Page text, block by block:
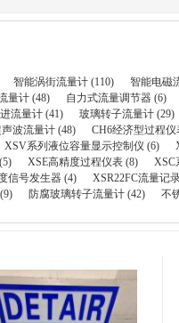
智能涡街流量计 (110) 智能电磁
量计 (48) 自力式流量调节器 (6)
流量计 (41) 玻璃转子流量计 (29)
声波流量计 (48) CH6经济型过程仪
XSV系列液位容量显示控制仪 (6)
XSE高精度过程仪表 (8) XSC
信号发生器 (4) XSR22FC流量记
防腐玻璃转子流量计 (42) 不